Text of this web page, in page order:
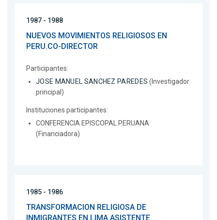
1987 - 1988
NUEVOS MOVIMIENTOS RELIGIOSOS EN
PERU.CO-DIRECTOR
Participantes:
JOSE MANUEL SANCHEZ PAREDES (Investigador
principal)
Instituciones participantes:
CONFERENCIA EPISCOPAL PERUANA
(Financiadora)
1985 - 1986
TRANSFORMACION RELIGIOSA DE
INMIGRANTES EN LIMA.ASISTENTE